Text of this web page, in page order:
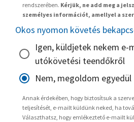
rendszerében. Kérjük, ne add meg a
személyes információt, amellyel a
Okos nyomon követés
Igen, küldjetek nekem e-
utókövetési teendőkről
Nem, megoldom egyedül
Annak érdekében, hogy biztosítsuk a
teljesítését, e-mailt küldünk neked, ha
Választhatsz, hogy emlékeztető e-mailt